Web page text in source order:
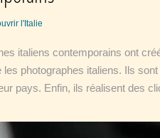
l'Italie
italiens contemporains ont
photographes italiens. Ils
pays. Enfin, ils réalisent des